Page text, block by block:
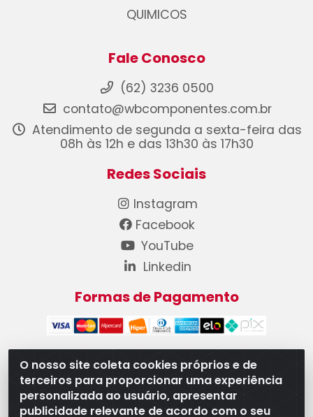
O nosso site coleta cookies próprios e de
terceiros para proporcionar uma experiência
personalizada ao usuário, apresentar
publicidade relevante de acordo com o seu
QUIMICOS
Fale Conosco
(62) 3236 0500
contato@wbcomponentes.com.br
Atendimento de segunda a sexta-feira das
08h às 12h e das 13h30 às 17h30
Redes Sociais
Instagram
Facebook
YouTube
Linkedin
Formas de Pagamento
WB Componentes Automotivos LTDA - CNPJ
08.528.393/0001-12 - Rua do Níquel, 667 - Parque
Oeste Industrial, Goiânia/GO - CEP 74375-660